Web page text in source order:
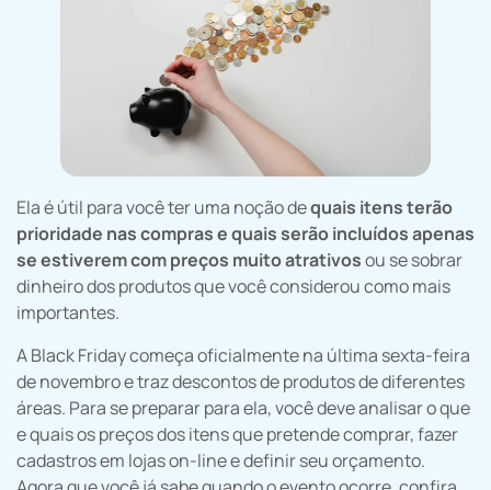
Ela é útil para você ter uma noção dequais itens terão
prioridade nas compras e quais serão incluídos apenas
se estiverem com preços muito atrativosou se sobrar
dinheiro dos produtos que você considerou como mais
importantes.
A Black Friday começa oficialmente na última sexta-feira
de novembro e traz descontos de produtos de diferentes
áreas. Para se preparar para ela, você deve analisar o que
e quais os preços dos itens que pretende comprar, fazer
cadastros em lojas on-line e definir seu orçamento.